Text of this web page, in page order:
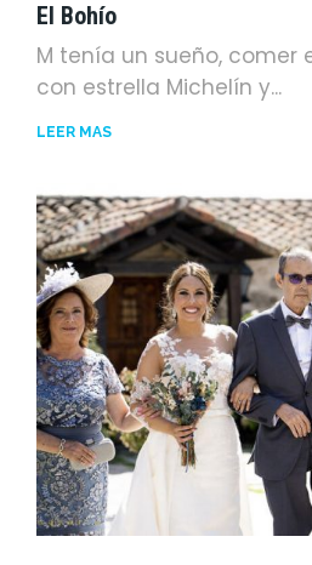
El Bohío
M tenía un sueño, comer
con estrella Michelín y...
LEER MÁS